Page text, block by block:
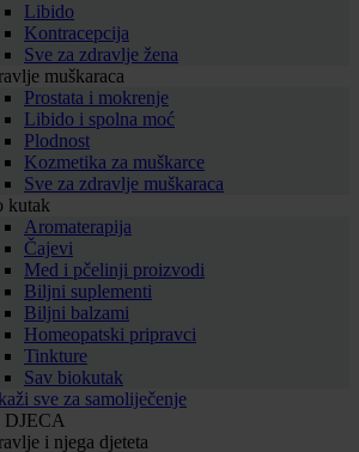
Libido
Kontracepcija
Sve za zdravlje žena
muškaraca
Prostata i mokrenje
Libido i spolna moć
Plodnost
Kozmetika za muškarce
Sve za zdravlje muškaraca
kutak
Aromaterapija
Čajevi
Med i pčelinji proizvodi
Biljni suplementi
Biljni balzami
Homeopatski pripravci
Tinkture
Sav biokutak
sve za samoliječenje
i njega djeteta